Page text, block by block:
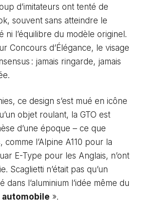
d’imitateurs ont tenté de
souvent sans atteindre le
ni l’équilibre du modèle originel.
Concours d’Élégance, le visage
: jamais ringarde, jamais
ce design s’est mué en icône
objet roulant, la GTO est
d’une époque – ce que
comme l’Alpine A110 pour la
E-Type pour les Anglais, n’ont
Scaglietti n’était pas qu’un
dans l’aluminium l’idée même du
».